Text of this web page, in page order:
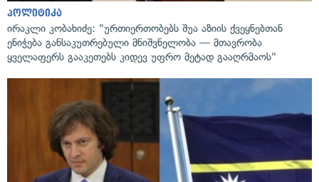
პოლიტიკა
ირაკლი კობახიძე: "ურთიერთობებს შუა აზიის ქვეყნებთან
ენიჭება განსაკუთრებული მნიშვნელობა — მთავრობა
ყველაფერს გააკეთებს კიდევ უფრო მეტად გააღრმაოს"